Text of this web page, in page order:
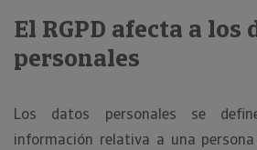
El RGPD afecta a los
personales
Los datos personales se
información relativa a una